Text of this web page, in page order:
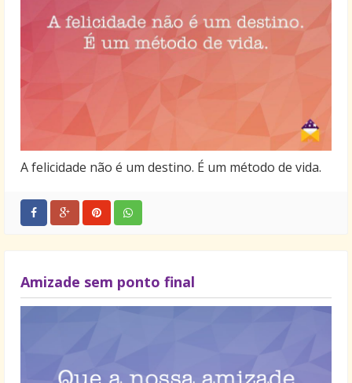
A felicidade não é um destino. É um método de vida.
Amizade sem ponto final